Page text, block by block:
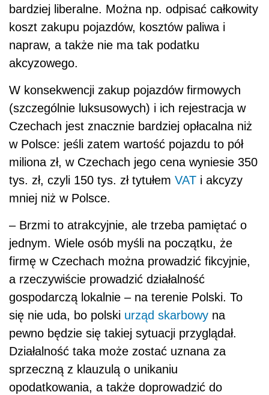
bardziej liberalne. Można np. odpisać całkowity
koszt zakupu pojazdów, kosztów paliwa i
napraw, a także nie ma tak podatku
akcyzowego.
W konsekwencji zakup pojazdów firmowych
(szczególnie luksusowych) i ich rejestracja w
Czechach jest znacznie bardziej opłacalna niż
w Polsce: jeśli zatem wartość pojazdu to pół
miliona zł, w Czechach jego cena wyniesie 350
tys. zł, czyli 150 tys. zł tytułem VAT i akcyzy
mniej niż w Polsce.
– Brzmi to atrakcyjnie, ale trzeba pamiętać o
jednym. Wiele osób myśli na początku, że
firmę w Czechach można prowadzić fikcyjnie,
a rzeczywiście prowadzić działalność
gospodarczą lokalnie – na terenie Polski. To
się nie uda, bo polski urząd skarbowy na
pewno będzie się takiej sytuacji przyglądał.
Działalność taka może zostać uznana za
sprzeczną z klauzulą o unikaniu
opodatkowania, a także doprowadzić do